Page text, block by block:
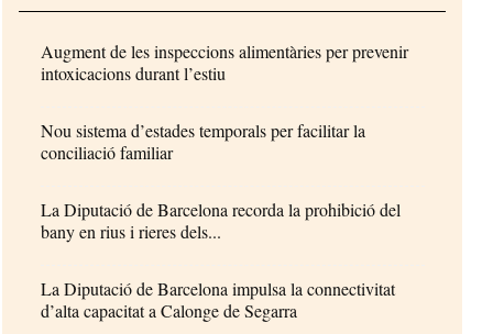
Augment de les inspeccions alimentàries per prevenir
intoxicacions durant l’estiu
Nou sistema d’estades temporals per facilitar la
conciliació familiar
La Diputació de Barcelona recorda la prohibició del
bany en rius i rieres dels...
La Diputació de Barcelona impulsa la connectivitat
d’alta capacitat a Calonge de Segarra